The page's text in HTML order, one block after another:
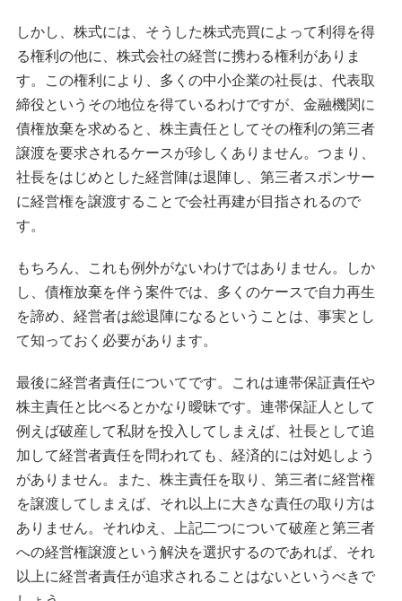
しかし、株式には、そうした株式売買によって利得を得
る権利の他に、株式会社の経営に携わる権利がありま
す。この権利により、多くの中小企業の社長は、代表取
締役というその地位を得ているわけですが、金融機関に
債権放棄を求めると、株主責任としてその権利の第三者
譲渡を要求されるケースが珍しくありません。つまり、
社長をはじめとした経営陣は退陣し、第三者スポンサー
に経営権を譲渡することで会社再建が目指されるので
す。
もちろん、これも例外がないわけではありません。しか
し、債権放棄を伴う案件では、多くのケースで自力再生
を諦め、経営者は総退陣になるということは、事実とし
て知っておく必要があります。
最後に経営者責任についてです。これは連帯保証責任や
株主責任と比べるとかなり曖昧です。連帯保証人として
例えば破産して私財を投入してしまえば、社長として追
加して経営者責任を問われても、経済的には対処しよう
がありません。また、株主責任を取り、第三者に経営権
を譲渡してしまえば、それ以上に大きな責任の取り方は
ありません。それゆえ、上記二つについて破産と第三者
への経営権譲渡という解決を選択するのであれば、それ
以上に経営者責任が追求されることはないというべきで